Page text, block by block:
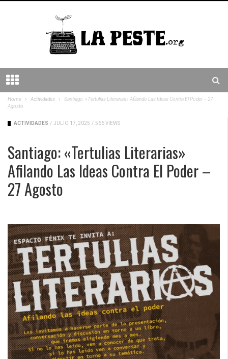
Home Actividades
Santiago: «Tertulias Literarias» Afilando Las Ideas Contra El Poder – 27
Agosto
ACTIVIDADES / JULIO 17, 2025 / 566 VIEWS
Santiago: «Tertulias Literarias»
Afilando Las Ideas Contra El Poder –
27 Agosto